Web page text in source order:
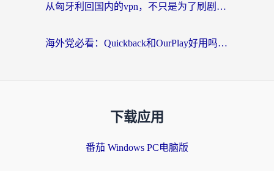
从匈牙利回国内的vpn，不只是为了刷剧那么简单
海外党必看：Quickback和OurPlay好用吗？3分钟选对回国加速器，无缝刷剧玩游戏
下载应用
番茄 Windows PC电脑版